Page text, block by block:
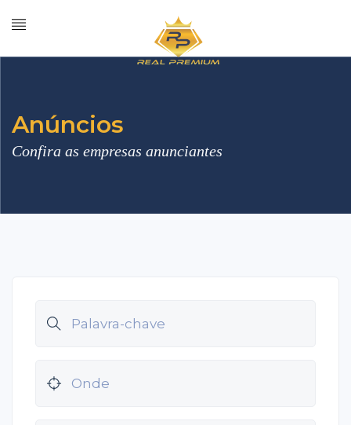
Anúncios
Confira as empresas anunciantes